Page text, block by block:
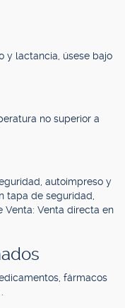
y lactancia, úsese bajo
no superior a
autoimpreso y
tapa de seguridad,
Venta: Venta directa en
fármacos